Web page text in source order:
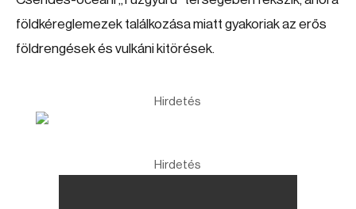
földkéreglemezek találkozása miatt gyakoriak az erős
földrengések és vulkáni kitörések.
Hirdetés
Hirdetés